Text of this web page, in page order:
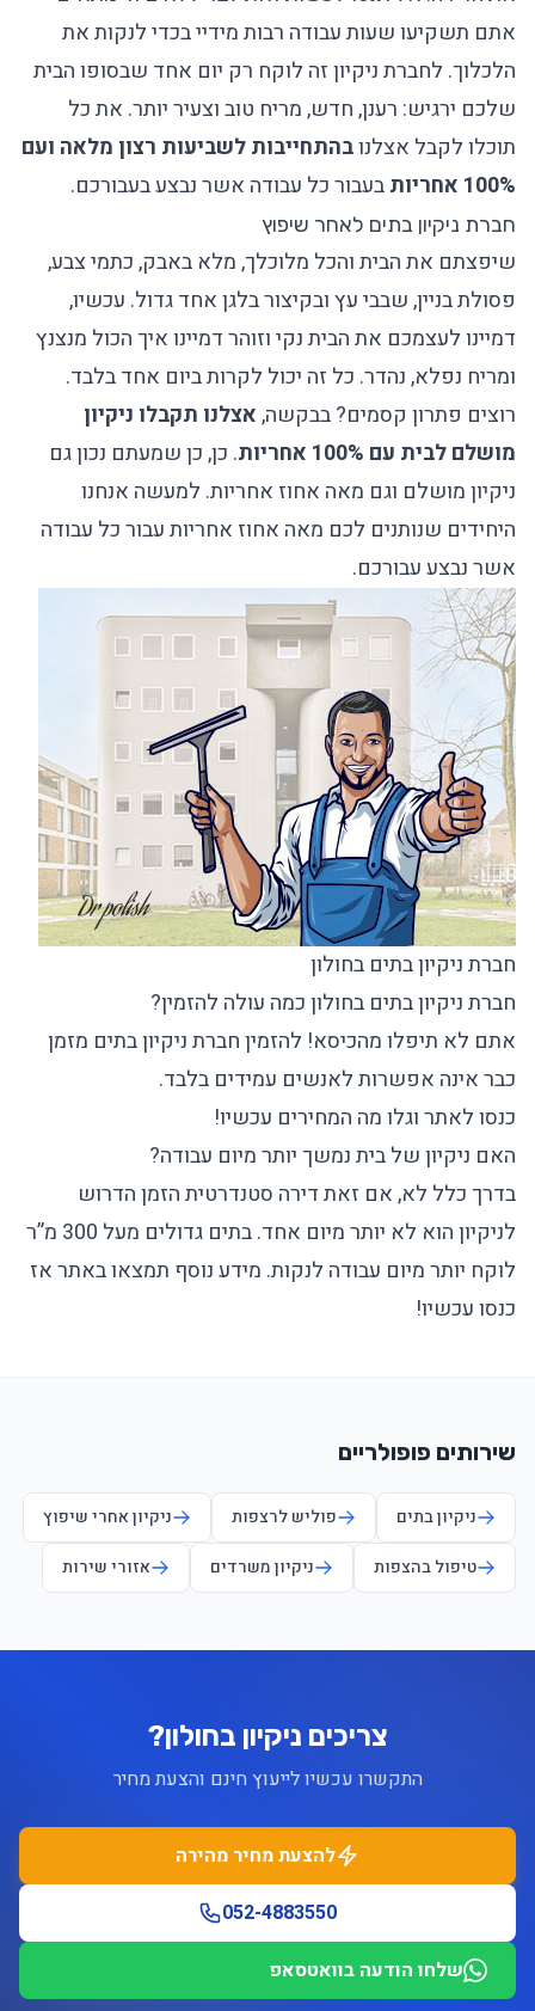
אתם תשקיעו שעות עבודה רבות מידיי בכדי לנקות את
הלכלוך. לחברת ניקיוןזה לוקח רק יום אחד שבסופו הבית
שלכם ירגיש: רענן, חדש, מריח טוב וצעיר יותר. את כל
תוכלו לקבל אצלנובהתחייבות לשביעות רצון מלאה ועם
100% אחריות
בעבור כל עבודה אשר נבצע בעבורכם.
חברת ניקיון בתים לאחר שיפוץ
שיפצתם את הבית והכל מלוכלך, מלא באבק, כתמי צבע,
פסולת בניין, שבבי עץ ובקיצור בלגן אחד גדול. עכשיו,
דמיינו לעצמכם את הבית נקי וזוהר דמיינו איך הכול מנצנץ
ומריח נפלא, נהדר. כל זה יכול לקרות ביום אחד בלבד.
רוצים פתרון קסמים? בבקשה,אצלנו תקבלו ניקיון
מושלםלבית עם 100% אחריות
. כן, כן שמעתם נכון גם
ניקיון מושלם וגם מאה אחוז אחריות. למעשה אנחנו
היחידים שנותנים לכם מאה אחוז אחריות עבור כל עבודה
אשר נבצע עבורכם.
חברת ניקיון בתים בחולון
חברת ניקיון בתים בחולון כמה עולה להזמין?
אתם לא תיפלו מהכיסא! להזמין חברת ניקיון בתים מזמן
כבר אינה אפשרות לאנשים עמידים בלבד.
כנסו לאתר וגלו מה המחירים עכשיו!
האם ניקיון של בית נמשך יותר מיום עבודה?
בדרך כלל לא, אם זאת דירה סטנדרטית הזמן הדרוש
לניקיון הוא לא יותר מיום אחד. בתים גדולים מעל 300 מ”ר
לוקח יותר מיום עבודה לנקות. מידע נוסף תמצאו באתר אז
כנסו עכשיו!
שירותים פופולריים
ניקיון בתים פוליש לרצפות
ניקיון אחרי שיפוץ
טיפול בהצפות
ניקיון משרדים אזורי שירות
צריכים ניקיון בחולון?
התקשרו עכשיו לייעוץ חינם והצעת מחיר
להצעת מחיר מהירה
052-4883550
שלחו הודעה בוואטסאפ